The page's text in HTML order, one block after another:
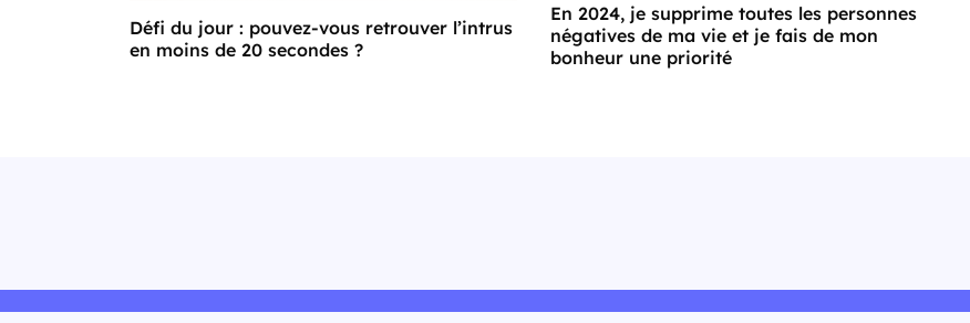
Défi du jour : pouvez-vous retrouver l’intrus
en moins de 20 secondes ?
En 2024, je supprime toutes les personnes
négatives de ma vie et je fais de mon
bonheur une priorité